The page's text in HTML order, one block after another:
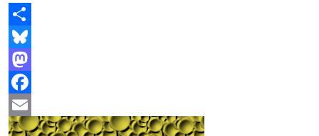
Share
Bluesky
Mastodon
Facebook
Email